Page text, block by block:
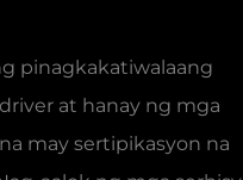
pinagkakatiwalaang
at hanay ng mga
may sertipikasyon na